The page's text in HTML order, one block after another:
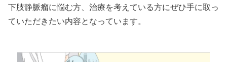
下肢静脈瘤に悩む方、治療を考えている方にぜひ手に取っ
ていただきたい内容となっています。